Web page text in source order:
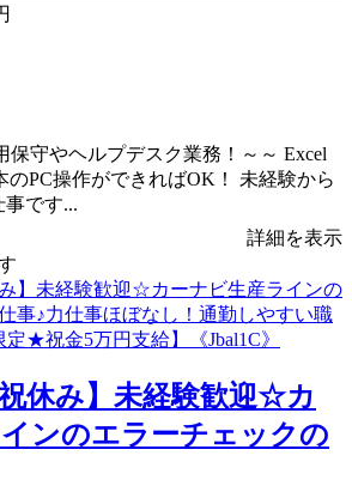
保守やヘルプデスク業務！～～ Excel
のPC操作ができればOK！ 未経験から
です...
詳細を表示
祝休み】未経験歓迎☆カ
ンのエラーチェックの